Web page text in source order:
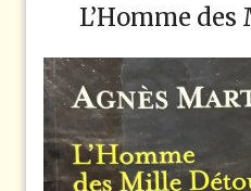
L’Homme